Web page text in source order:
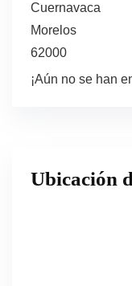
Cuernavaca
Morelos
62000
¡Aún no se han
Ubicación